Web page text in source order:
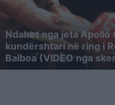
Ndahet nga jeta Apollo
kundërshtari në ring i
Balboa (VIDEO nga